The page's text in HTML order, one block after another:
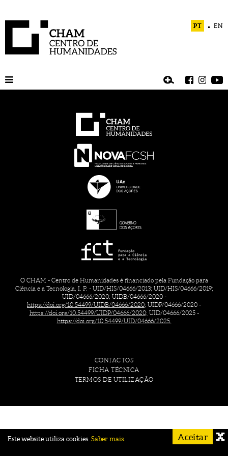
PT EN
O CHAM - Centro de Humanidades é financiado pela Fundação para
Ciência e a Tecnologia, I. P. - UID/HIS/04666/2013; UID/HIS/04666/2019;
UID/04666/2020; UIDB/04666/2020 -
https://doi.org/10.54499/UIDB/04666/2020; UIDP/04666/2020 -
https://doi.org/10.54499/UIDP/04666/2020; UID/04666/2025 -
https://doi.org/10.54499/UID/04666/2025.
CONTACTOS
FICHA TÉCNICA
TERMOS DE UTILIZAÇÃO
Este website utiliza cookies. Saber mais. Aceitar